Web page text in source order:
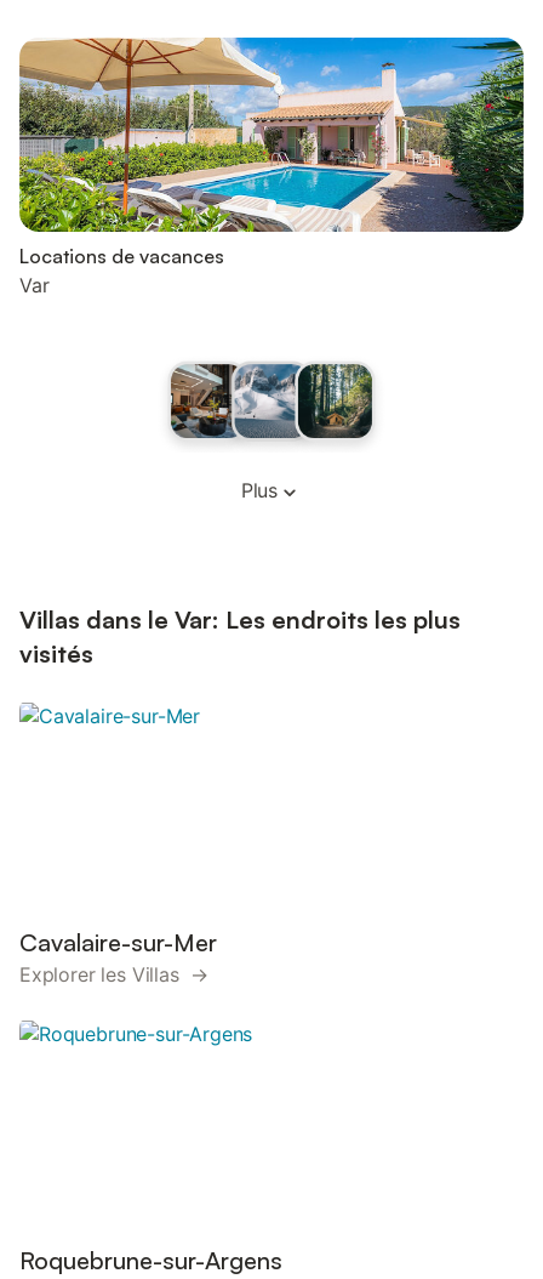
Locations de vacances
Var
Plus
Villas dans le Var: Les endroits les plus
visités
Cavalaire-sur-Mer
Explorer les Villas →
Roquebrune-sur-Argens